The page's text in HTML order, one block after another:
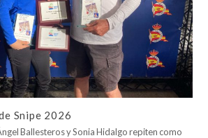
Snipe 2026
Ballesteros y Sonia Hidalgo repiten como